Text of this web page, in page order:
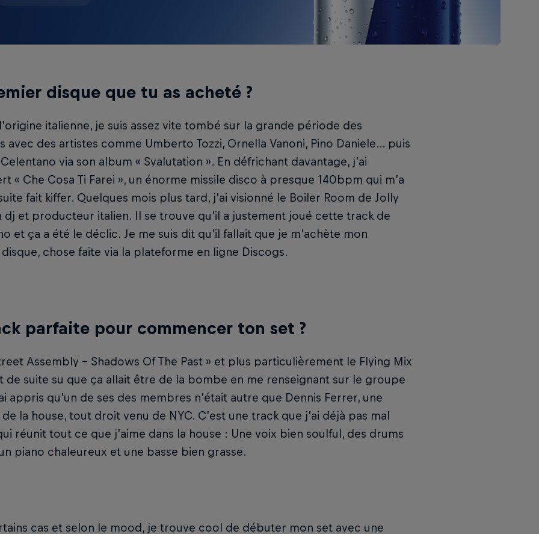
disque que tu as acheté ?
italienne, je suis assez vite tombé sur la grande période des
avec des artistes comme Umberto Tozzi, Ornella Vanoni, Pino Daniele… puis
via son album « Svalutation ». En défrichant davantage, j’ai
« Che Cosa Ti Farei », un énorme missile disco à presque 140bpm qui m’a
fait kiffer. Quelques mois plus tard, j’ai visionné le Boiler Room de Jolly
dj et producteur italien. Il se trouve qu’il a justement joué cette track de
et ça a été le déclic. Je me suis dit qu’il fallait que je m’achète mon
chose faite via la plateforme en ligne Discogs.
parfaite pour commencer ton set ?
Assembly – Shadows Of The Past » et plus particulièrement le Flying Mix
de suite su que ça allait être de la bombe en me renseignant sur le groupe
appris qu’un de ses des membres n’était autre que Dennis Ferrer, une
la house, tout droit venu de NYC. C’est une track que j’ai déjà pas mal
réunit tout ce que j’aime dans la house : Une voix bien soulful, des drums
piano chaleureux et une basse bien grasse.
cas et selon le mood, je trouve cool de débuter mon set avec une